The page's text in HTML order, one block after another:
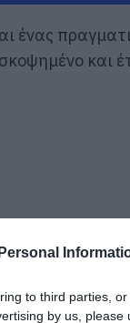
to third parties,
by us,
ένας
και